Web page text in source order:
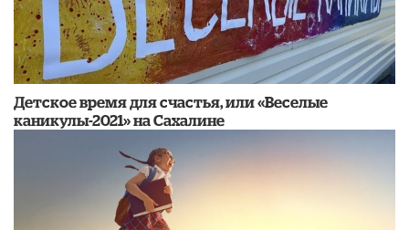
Детское время для счастья, или «Веселые
каникулы-2021» на Сахалине